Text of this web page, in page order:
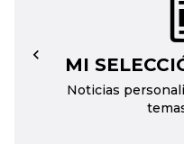
MI
Noticias
←